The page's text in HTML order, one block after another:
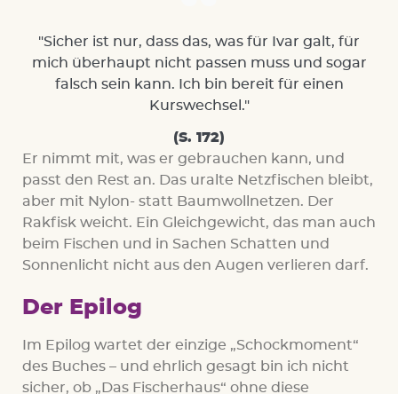
"Sicher ist nur, dass das, was für Ivar galt, für
mich überhaupt nicht passen muss und sogar
falsch sein kann. Ich bin bereit für einen
Kurswechsel."
(S. 172)
Er nimmt mit, was er gebrauchen kann, und
passt den Rest an. Das uralte Netzfischen bleibt,
aber mit Nylon- statt Baumwollnetzen. Der
Rakfisk weicht. Ein Gleichgewicht, das man auch
beim Fischen und in Sachen Schatten und
Sonnenlicht nicht aus den Augen verlieren darf.
Der Epilog
Im Epilog wartet der einzige „Schockmoment“
des Buches – und ehrlich gesagt bin ich nicht
sicher, ob „Das Fischerhaus“ ohne diese